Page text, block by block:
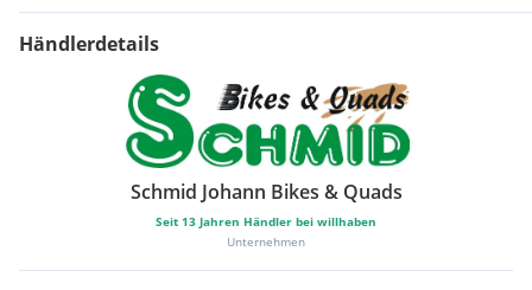
Händlerdetails
Schmid Johann Bikes & Quads
Seit 13 Jahren Händler bei willhaben
Unternehmen